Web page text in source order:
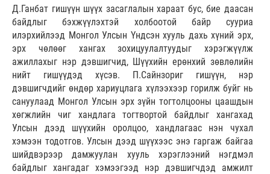
Д.Ганбат гишүүн шүүх засаглалын хараат бус, бие даасан
байдлыг бэхжүүлэхтэй холбоотой байр сууриа
илэрхийлээд Монгол Улсын Үндсэн хууль дахь хүний эрх,
эрх чөлөөг хангах зохицуулалтуудыг хэрэгжүүлж
ажиллахыг нэр дэвшигчид, Шүүхийн ерөнхий зөвлөлийн
нийт гишүүдэд хүсэв. П.Сайнзориг гишүүн, нэр
дэвшигчдийг өндөр хариуцлага хүлээхээр горилж буйг нь
сануулаад Монгол Улсын эрх зүйн тогтолцооны цаашдын
хөгжлийн чиг хандлага тогтвортой байдлыг хангахад
Улсын дээд шүүхийн оролцоо, хандлагаас нэн чухал
хэмээн тодотгов. Улсын дээд шүүхээс энэ гаргаж байгаа
шийдвэрээр дамжуулан хууль хэрэглээний нэгдмэл
байдлыг хангадаг хэмээгээд нэр дэвшигчдэд амжилт